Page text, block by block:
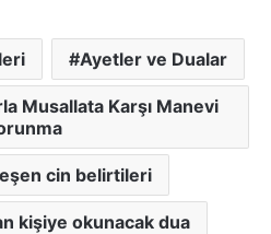
Ayetler ve Dualar
Musallata Karşı Manevi
cin belirtileri
kişiye okunacak dua